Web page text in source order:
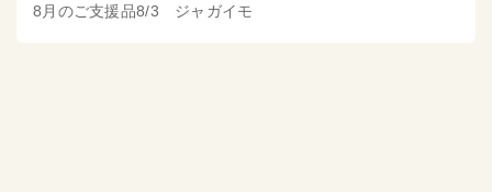
8月のご支援品8/3 ジャガイモ